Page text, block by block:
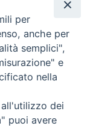
riservati - Vita
per
anche per
semplici",
e
nella
dei
puoi avere